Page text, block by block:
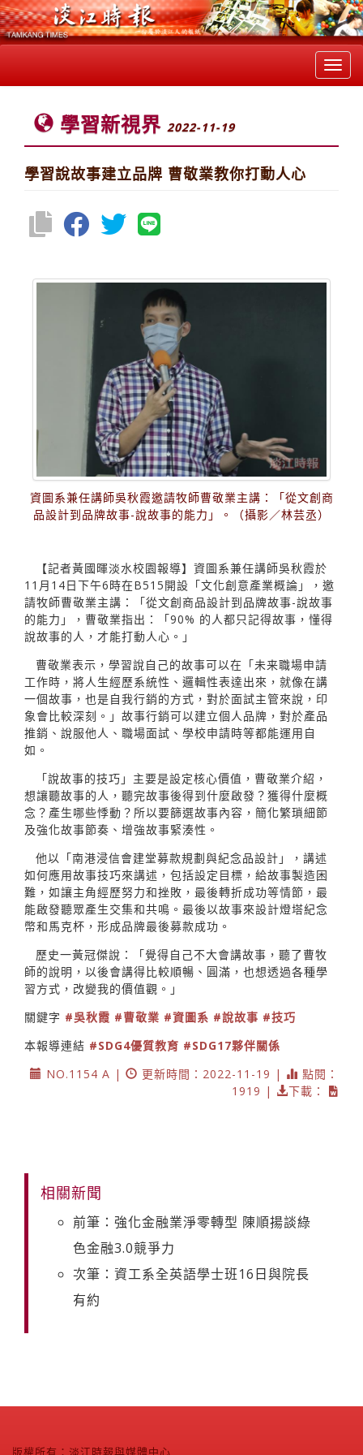
學習新視界 2022-11-19
學習說故事建立品牌 曹敬業教你打動人心
資圖系兼任講師吳秋霞邀請牧師曹敬業主講：「從文創商
品設計到品牌故事-說故事的能力」。（攝影／林芸丞）
【記者黃國暉淡水校園報導】資圖系兼任講師吳秋霞於
11月14日下午6時在B515開設「文化創意產業概論」，邀
請牧師曹敬業主講：「從文創商品設計到品牌故事-說故事
的能力」，曹敬業指出：「90% 的人都只記得故事，懂得
說故事的人，才能打動人心。」
曹敬業表示，學習說自己的故事可以在「未来職場申請
工作時，將人生經歷系統性、邏輯性表達出來，就像在講
一個故事，也是自我行銷的方式，對於面試主管來說，印
象會比較深刻。」故事行銷可以建立個人品牌，對於產品
推銷、說服他人、職場面試、學校申請時等都能運用自
如。
「說故事的技巧」主要是設定核心價值，曹敬業介紹，
想讓聽故事的人，聽完故事後得到什麼啟發？獲得什麼概
念？產生哪些悸動？所以要篩選故事內容，簡化繁瑣細節
及強化故事節奏、增強故事緊湊性。
他以「南港浸信會建堂募款規劃與紀念品設計」，講述
如何應用故事技巧來講述，包括設定目標，給故事製造困
難，如讓主角經歷努力和挫敗，最後轉折成功等情節，最
能啟發聽眾產生交集和共鳴。最後以故事來設計燈塔紀念
幣和馬克杯，形成品牌最後募款成功。
歷史一黃冠傑說：「覺得自己不大會講故事，聽了曹牧
師的說明，以後會講得比較順暢、圓滿，也想透過各種學
習方式，改變我的價值觀。」
關鍵字 #吳秋霞 #曹敬業 #資圖系 #說故事 #技巧
本報導連結 #SDG4優質教育 #SDG17夥伴關係
NO.1154 A |
更新時間：2022-11-19 |
點閱：
1919 |
下載：
相關新聞
前筆：強化金融業淨零轉型 陳順揚談綠
色金融3.0競爭力
次筆：資工系全英語學士班16日與院長
有約
版權所有：淡江時報與媒體中心